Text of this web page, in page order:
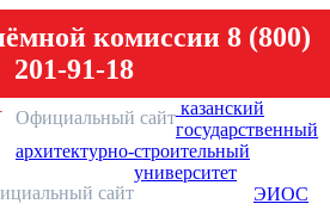
комиссии 8 (800)
201-91-18
Официальный сайт казанский
государственный
архитектурно-строительный
университет
сайт ЭИОС